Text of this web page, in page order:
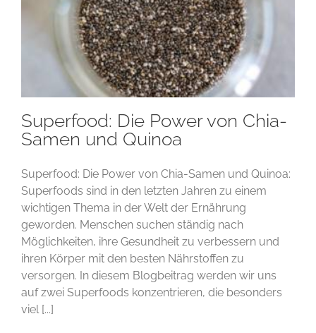
Superfood: Die Power von Chia-
Samen und Quinoa
Superfood: Die Power von Chia-Samen und Quinoa:
Superfoods sind in den letzten Jahren zu einem
wichtigen Thema in der Welt der Ernährung
geworden. Menschen suchen ständig nach
Möglichkeiten, ihre Gesundheit zu verbessern und
ihren Körper mit den besten Nährstoffen zu
versorgen. In diesem Blogbeitrag werden wir uns
auf zwei Superfoods konzentrieren, die besonders
viel [...]